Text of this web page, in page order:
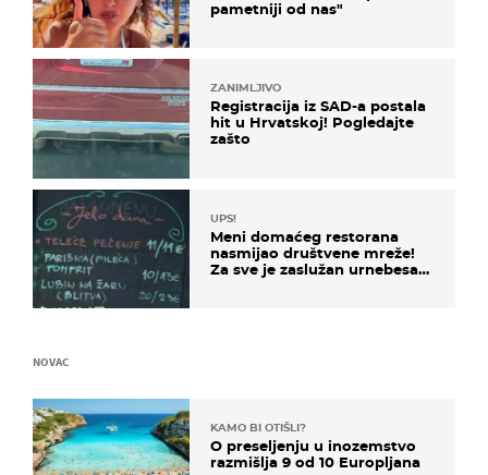
pametniji od nas"
ZANIMLJIVO
Registracija iz SAD-a postala
hit u Hrvatskoj! Pogledajte
zašto
UPS!
Meni domaćeg restorana
nasmijao društvene mreže!
Za sve je zaslužan urnebesan
NOVAC
KAMO BI OTIŠLI?
O preseljenju u inozemstvo
razmišlja 9 od 10 Europljana